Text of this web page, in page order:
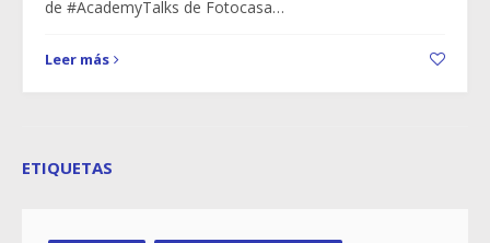
de #AcademyTalks de Fotocasa…
Leer más
ETIQUETAS